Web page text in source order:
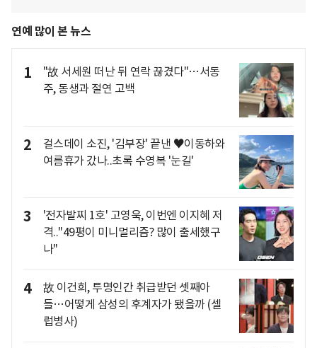
연예 많이 본 뉴스
1
"故 서세원 떠난 뒤 연락 끊겼다"…서동
주, 동생과 절연 고백
2
걸스데이 소진, '김부장' 끝낸 ♥이동하와
여름휴가 갔나..초록 수영복 '눈길'
3
'전자발찌 1호' 고영욱, 이번엔 이지혜 저
격.."49평이 미니멀리즘? 많이 출세했구
나"
4
故 이건희, 투명인간 취급받던 셋째아
들…어떻게 삼성의 후계자가 됐을까 (셀
럽병사)